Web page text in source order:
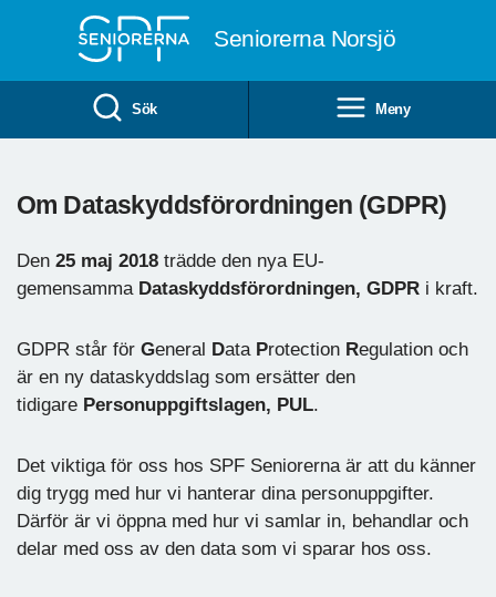
Seniorerna Norsjö
Sök Meny
Om Dataskyddsförordningen (GDPR)
Den 25 maj 2018 trädde den nya EU-
gemensamma Dataskyddsförordningen, GDPR i kraft.
GDPR står för General Data Protection Regulation och
är en ny dataskyddslag som ersätter den
tidigare Personuppgiftslagen, PUL.
Det viktiga för oss hos SPF Seniorerna är att du känner
dig trygg med hur vi hanterar dina personuppgifter.
Därför är vi öppna med hur vi samlar in, behandlar och
delar med oss av den data som vi sparar hos oss.